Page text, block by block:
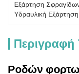
Εξάρτηση
Υδραυλική
Περιγραφή
Ροδών